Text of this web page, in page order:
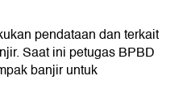
pendataan dan terkait
Saat ini petugas BPBD
banjir untuk